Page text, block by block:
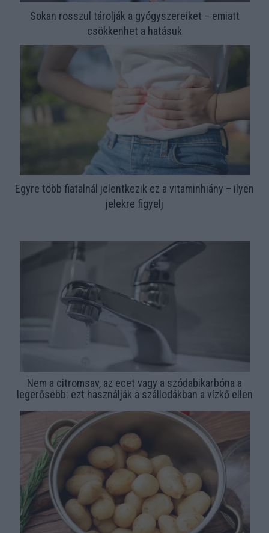
Sokan rosszul tárolják a gyógyszereiket – emiatt
csökkenhet a hatásuk
Egyre több fiatalnál jelentkezik ez a vitaminhiány – ilyen
jelekre figyelj
Nem a citromsav, az ecet vagy a szódabikarbóna a
legerősebb: ezt használják a szállodákban a vízkő ellen